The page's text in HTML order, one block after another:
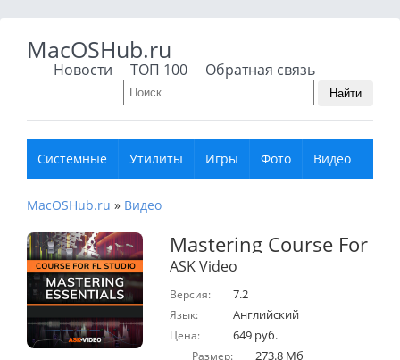
MacOSHub.ru
Новости ТОП 100 Обратная связь
Найти
Системные Утилиты Игры Фото Видео
MacOSHub.ru » Видео
Mastering Course For
ASK Video
Версия: 7.2
Язык: Английский
Цена: 649 руб.
Размер: 273.8 Мб